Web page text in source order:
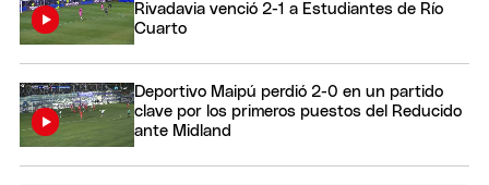
Rivadavia venció 2-1 a Estudiantes de Río
Cuarto
Deportivo Maipú perdió 2-0 en un partido
clave por los primeros puestos del Reducido
ante Midland